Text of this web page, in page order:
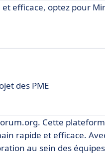
efficace, optez pour
des PME
Cette
rapide et efficace.
au sein des